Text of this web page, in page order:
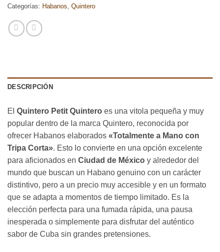
Categorías: Habanos, Quintero
DESCRIPCIÓN
El Quintero Petit Quintero es una vitola pequeña y muy
popular dentro de la marca Quintero, reconocida por
ofrecer Habanos elaborados «Totalmente a Mano con
Tripa Corta». Esto lo convierte en una opción excelente
para aficionados en Ciudad de México y alrededor del
mundo que buscan un Habano genuino con un carácter
distintivo, pero a un precio muy accesible y en un formato
que se adapta a momentos de tiempo limitado. Es la
elección perfecta para una fumada rápida, una pausa
inesperada o simplemente para disfrutar del auténtico
sabor de Cuba sin grandes pretensiones.